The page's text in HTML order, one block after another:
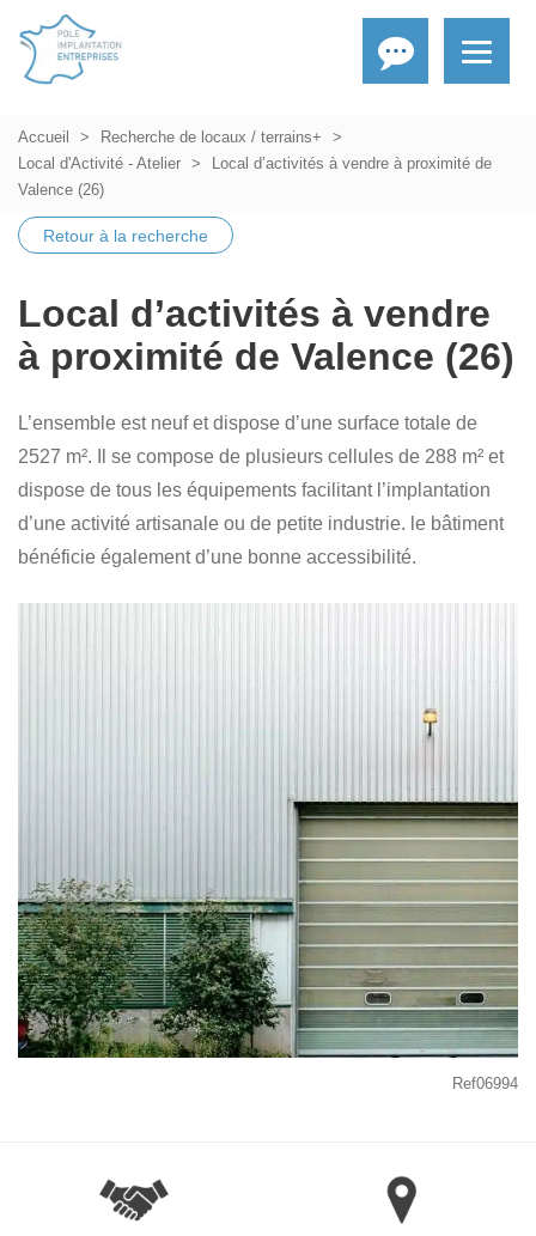
Accueil
Recherche de locaux / terrains+
Local d'Activité - Atelier
Local d’activités à vendre à proximité de
Valence (26)
Retour à la recherche
Local d’activités à vendre
à proximité de Valence (26)
L’ensemble est neuf et dispose d’une surface totale de
2527 m². Il se compose de plusieurs cellules de 288 m² et
dispose de tous les équipements facilitant l’implantation
d’une activité artisanale ou de petite industrie. le bâtiment
bénéficie également d’une bonne accessibilité.
Ref06994